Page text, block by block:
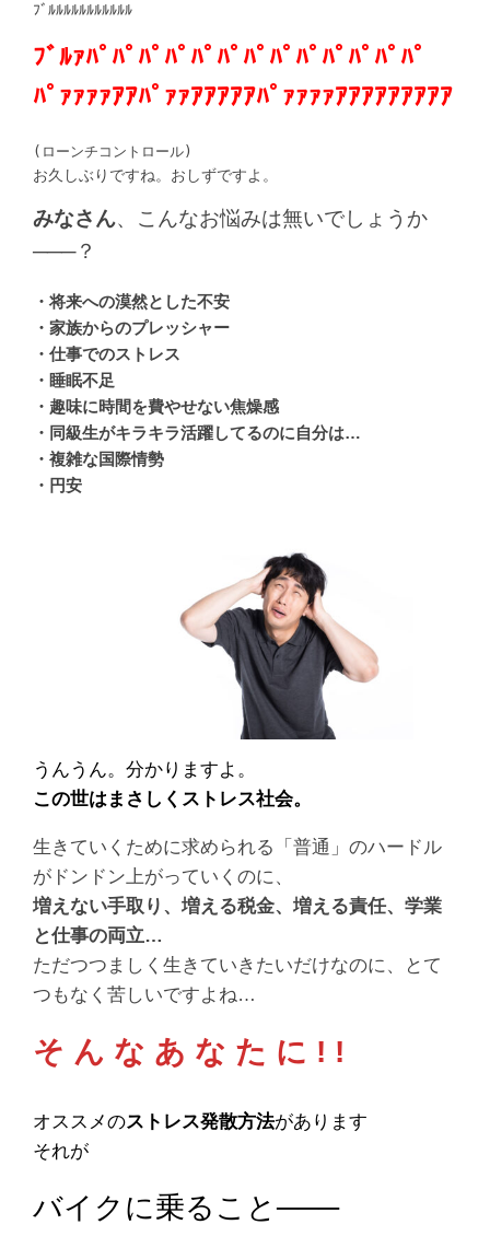
ﾌﾞﾙﾙﾙﾙﾙﾙﾙﾙﾙﾙﾙ
ﾌﾞﾙｧﾊﾟﾊﾟﾊﾟﾊﾟﾊﾟﾊﾟﾊﾟﾊﾟﾊﾟﾊﾟﾊﾟﾊﾟﾊﾟ
ﾊﾟｧｧｧｧｱｱﾊﾟｧｧｱｱｱｱｱﾊﾟｧｧｧｧｱｱｱｱｱｱｱｱｱ
(ローンチコントロール)
お久しぶりですね。おしずですよ。
みなさん、こんなお悩みは無いでしょうか
───？
・将来への漠然とした不安
・家族からのプレッシャー
・仕事でのストレス
・睡眠不足
・趣味に時間を費やせない焦燥感
・同級生がキラキラ活躍してるのに自分は…
・複雑な国際情勢
・円安
うんうん。分かりますよ。
この世はまさしくストレス社会。
生きていくために求められる「普通」のハードル
がドンドン上がっていくのに、
増えない手取り、増える税金、増える責任、学業
と仕事の両立…
ただつつましく生きていきたいだけなのに、とて
つもなく苦しいですよね…
そ ん な あ な た に ! !
オススメのストレス発散方法があります
それが
バイクに乗ること───